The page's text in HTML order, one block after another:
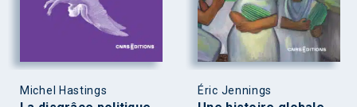
Michel Hastings Éric Jennings